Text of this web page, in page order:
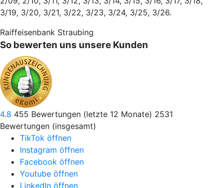
3/19, 3/20, 3/21, 3/22, 3/23, 3/24, 3/25, 3/26.
Raiffeisenbank Straubing
So bewerten uns unsere Kunden
4.8 455 Bewertungen (letzte 12 Monate) 2531
Bewertungen (insgesamt)
TikTok öffnen
Instagram öffnen
Facebook öffnen
Youtube öffnen
LinkedIn öffnen